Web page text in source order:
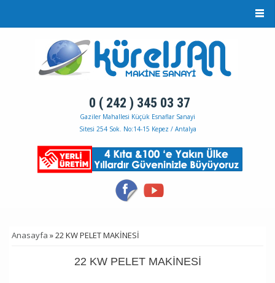
0 ( 242 ) 345 03 37
Gaziler Mahallesi Küçük Esnaflar Sanayi
Sitesi 254 Sok. No:14-15 Kepez / Antalya
BURADASINIZ
Anasayfa » 22 KW PELET MAKİNESİ
22 KW PELET MAKİNESİ